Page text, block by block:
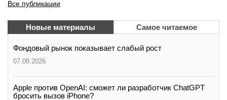
Все публикации
Новые материалы Самое читаемое
Фондовый рынок показывает слабый рост
07.08.2026
Apple против OpenAI: сможет ли разработчик ChatGPT
бросить вызов iPhone?